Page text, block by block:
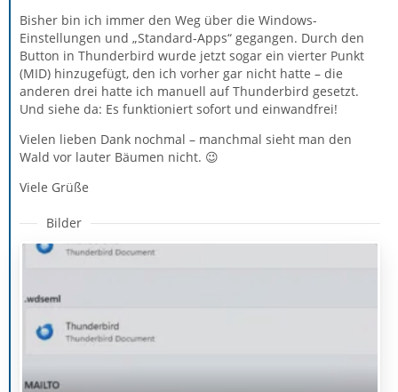
Bisher bin ich immer den Weg über die Windows-
Einstellungen und „Standard-Apps“ gegangen. Durch den
Button in Thunderbird wurde jetzt sogar ein vierter Punkt
(MID) hinzugefügt, den ich vorher gar nicht hatte – die
anderen drei hatte ich manuell auf Thunderbird gesetzt.
Und siehe da: Es funktioniert sofort und einwandfrei!
Vielen lieben Dank nochmal – manchmal sieht man den
Wald vor lauter Bäumen nicht. 😉
Viele Grüße
Bilder